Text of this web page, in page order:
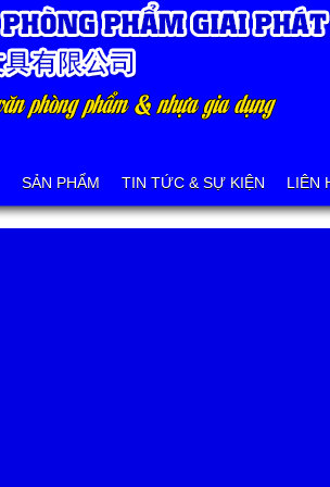
SẢN PHẨM TIN TỨC & SỰ KIỆN LIÊN